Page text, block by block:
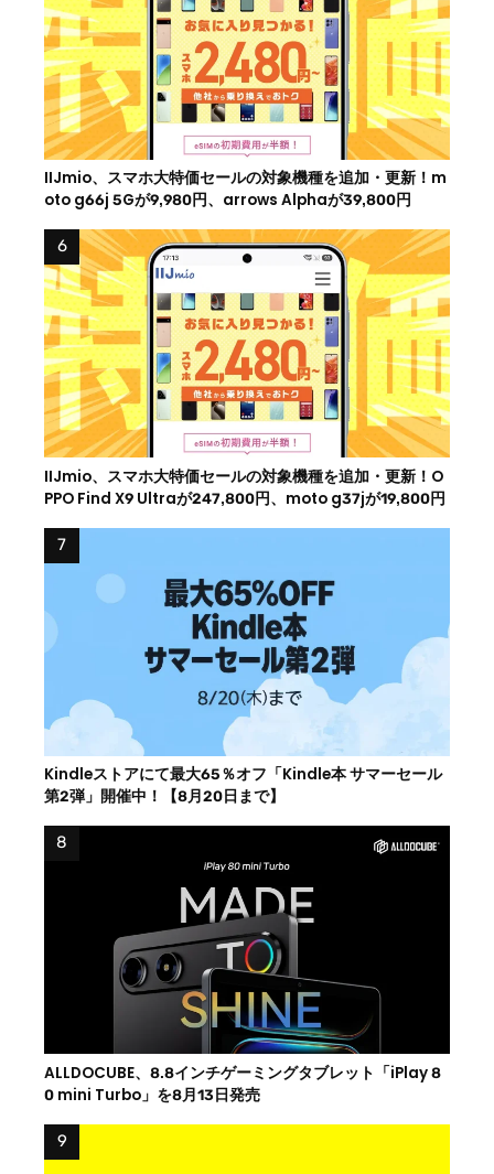
IIJmio、スマホ大特価セールの対象機種を追加・更新！m
oto g66j 5Gが9,980円、arrows Alphaが39,800円
IIJmio、スマホ大特価セールの対象機種を追加・更新！O
PPO Find X9 Ultraが247,800円、moto g37jが19,800円
Kindleストアにて最大65％オフ「Kindle本 サマーセール
第2弾」開催中！【8月20日まで】
ALLDOCUBE、8.8インチゲーミングタブレット「iPlay 8
0 mini Turbo」を8月13日発売